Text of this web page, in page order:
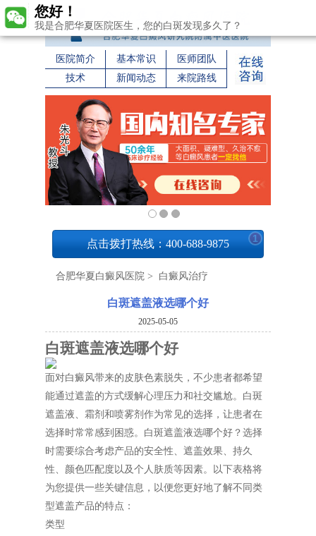
医院简介 基本常识
医师团队
技术
新闻动态 来院路线
点击拨打热线：400-688-9875 1
合肥华夏白癜风医院 > 白癜风治疗
白斑遮盖液选哪个好
2025-05-05
白斑遮盖液选哪个好
面对白癜风带来的皮肤色素脱失，不少患者都希望
能通过遮盖的方式缓解心理压力和社交尴尬。白斑
遮盖液、霜剂和喷雾剂作为常见的选择，让患者在
选择时常常感到困惑。白斑遮盖液选哪个好？选择
时需要综合考虑产品的安全性、遮盖效果、持久
性、颜色匹配度以及个人肤质等因素。以下表格将
为您提供一些关键信息，以便您更好地了解不同类
型遮盖产品的特点：
类型
您好！
我是合肥华夏医院医生，您的白斑发现多久了？